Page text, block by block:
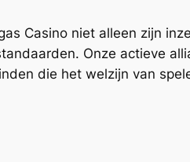
Casino niet alleen zijn
Onze actieve
die het welzijn van